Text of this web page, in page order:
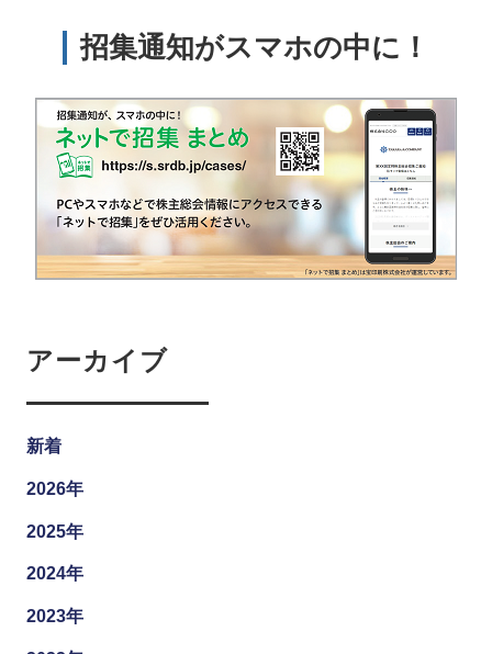
招集通知がスマホの中に！
アーカイブ
新着
2026年
2025年
2024年
2023年